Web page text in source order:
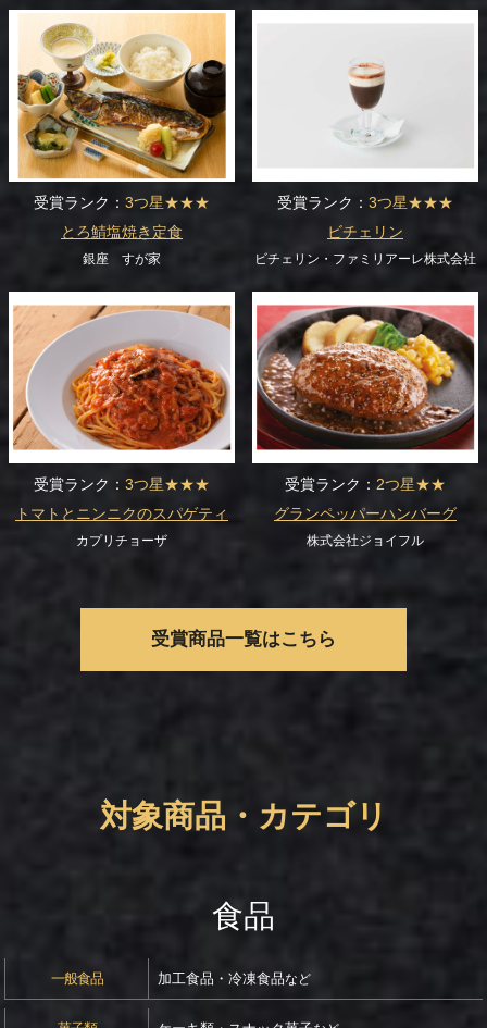
受賞ランク： 3つ星★★★
とろ鯖塩焼き定食
銀座 すが家
受賞ランク： 3つ星★★★
ビチェリン
ビチェリン・ファミリアーレ株式会社
受賞ランク： 3つ星★★★
トマトとニンニクのスパゲティ
カプリチョーザ
受賞ランク： 2つ星★★
グランペッパーハンバーグ
株式会社ジョイフル
受賞商品一覧はこちら
対象商品・カテゴリ
食品
一般食品 加工食品・冷凍食品など